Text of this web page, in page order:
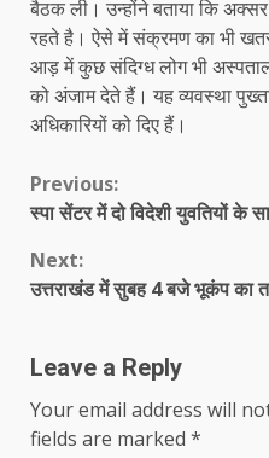
बैठक ली। उन्होंने बताया कि
रहते है। ऐसे में संक्रमण का भी
आड़ में कुछ संदिग्ध लोग भी
को अंजाम देते हैं। यह व्यवस्था
अधिकारियों को दिए हैं।
Continue
Previous:
स्पा सेंटर में दो विदेशी युवतियों
Next:
उत्तराखंड में सुबह 4 बजे भूकंप का
Leave a Reply
Your email address will
fields are marked *